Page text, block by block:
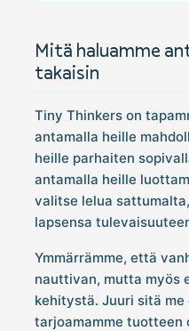
Mitä haluamme
takaisin
Tiny Thinkers on
antamalla heille
heille parhaiten
antamalla heille
valitse lelua
lapsensa
Ymmärrämme, että
nauttivan, mutta myös
kehitystä. Juuri sitä me
tarjoamamme tuotteen